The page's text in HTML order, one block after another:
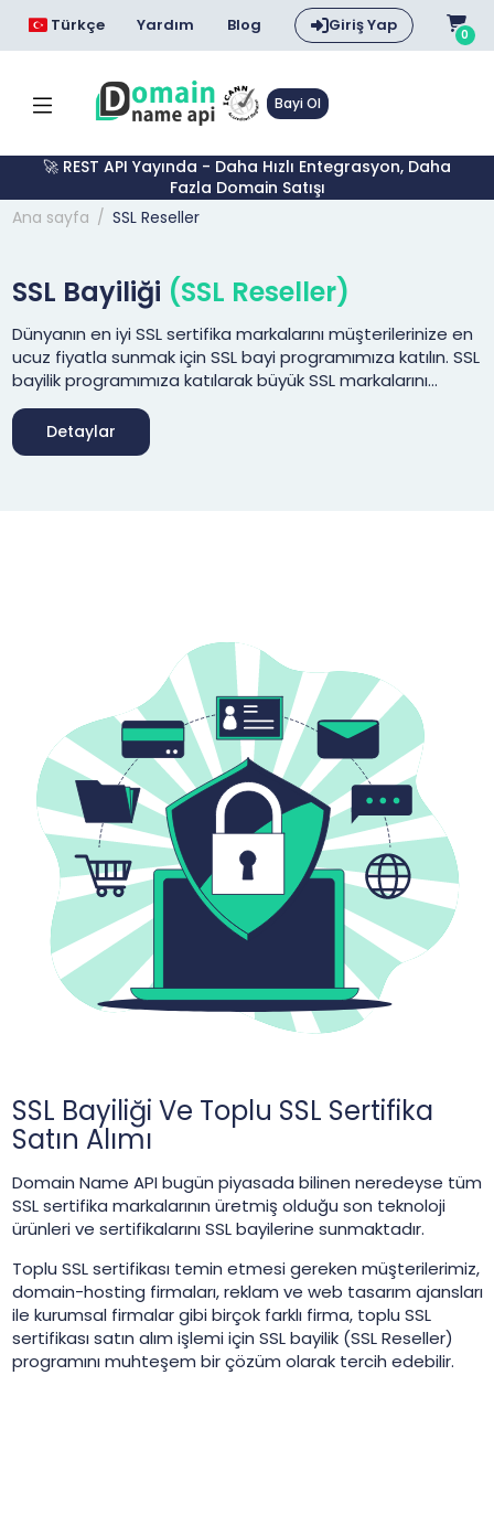
Türkçe Yardım Blog Giriş Yap 0
Bayi Ol
🚀 REST API Yayında - Daha Hızlı Entegrasyon, Daha
Fazla Domain Satışı
Ana sayfa
SSL Reseller
SSL Bayiliği (SSL Reseller)
Dünyanın en iyi SSL sertifika markalarını müşterilerinize en
ucuz fiyatla sunmak için SSL bayi programımıza katılın. SSL
bayilik programımıza katılarak büyük SSL markalarını
indirimli fiyatlarla satabilirsiniz.
Detaylar
SSL Bayiliği Ve Toplu SSL Sertifika
Satın Alımı
Domain Name API bugün piyasada bilinen neredeyse tüm
SSL sertifika markalarının üretmiş olduğu son teknoloji
ürünleri ve sertifikalarını SSL bayilerine sunmaktadır.
Toplu SSL sertifikası temin etmesi gereken müşterilerimiz,
domain-hosting firmaları, reklam ve web tasarım ajansları
ile kurumsal firmalar gibi birçok farklı firma, toplu SSL
sertifikası satın alım işlemi için SSL bayilik (SSL Reseller)
programını muhteşem bir çözüm olarak tercih edebilir.